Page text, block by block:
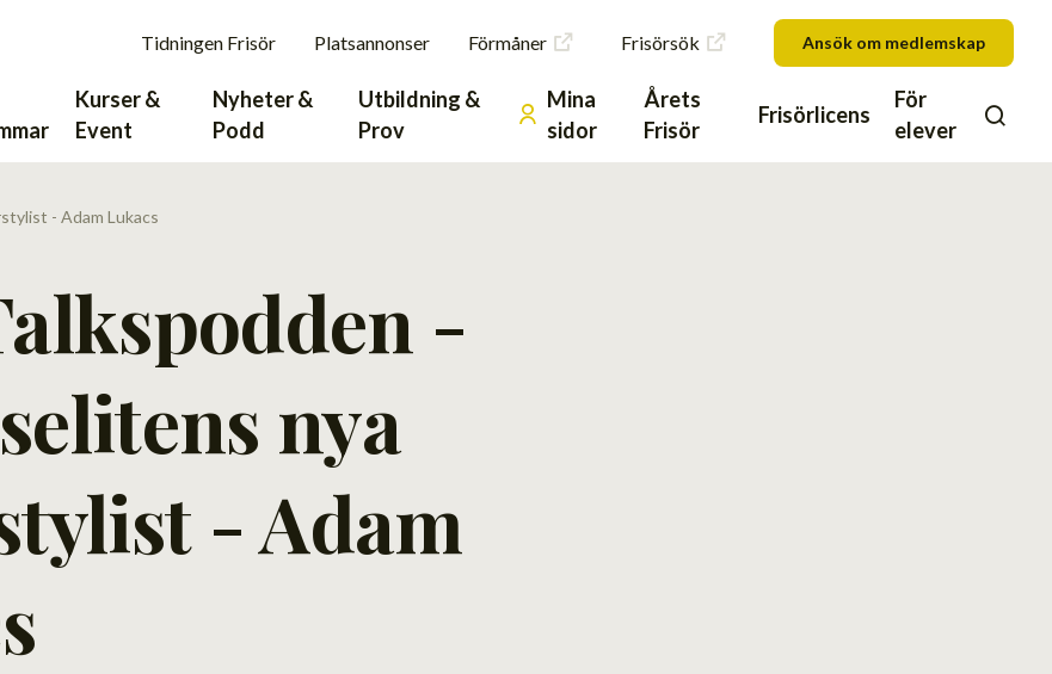
Tidningen Frisör Platsannonser Förmåner Frisörsök Ansök om medlemskap
Kurser &
Event
Nyheter &
Podd
Utbildning &
Prov
Mina
sidor
Årets
Frisör
Frisörlicens
För
elever
- Adam Lukacs
-
nya
- Adam